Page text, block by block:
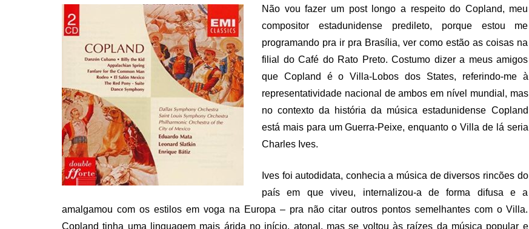
Não vou fazer um post longo a respeito do Copland, meu
compositor estadunidense predileto, porque estou me
programando pra ir pra Brasília, ver como estão as coisas na
filial do Café do Rato Preto. Costumo dizer a meus amigos
que Copland é o Villa-Lobos dos States, referindo-me à
representatividade nacional de ambos em nível mundial, mas
no contexto da história da música estadunidense Copland
está mais para um Guerra-Peixe, enquanto o Villa de lá seria
Charles Ives.
Ives foi autodidata, conhecia a música de diversos rincões do
país em que viveu, internalizou-a de forma difusa e a
amalgamou com os estilos em voga na Europa – pra não citar outros pontos semelhantes com o Villa.
Copland tinha uma linguagem mais árida no início, atonal, mas se voltou às raízes da música popular e